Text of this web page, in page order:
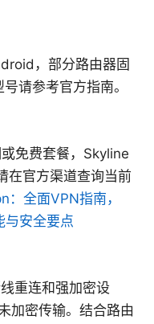
，部分路由器固
请参考官方指南。
免费套餐，Skyline
在官方渠道查询当前
：全面VPN指南，
与安全要点
重连和强加密设
加密传输。结合路由